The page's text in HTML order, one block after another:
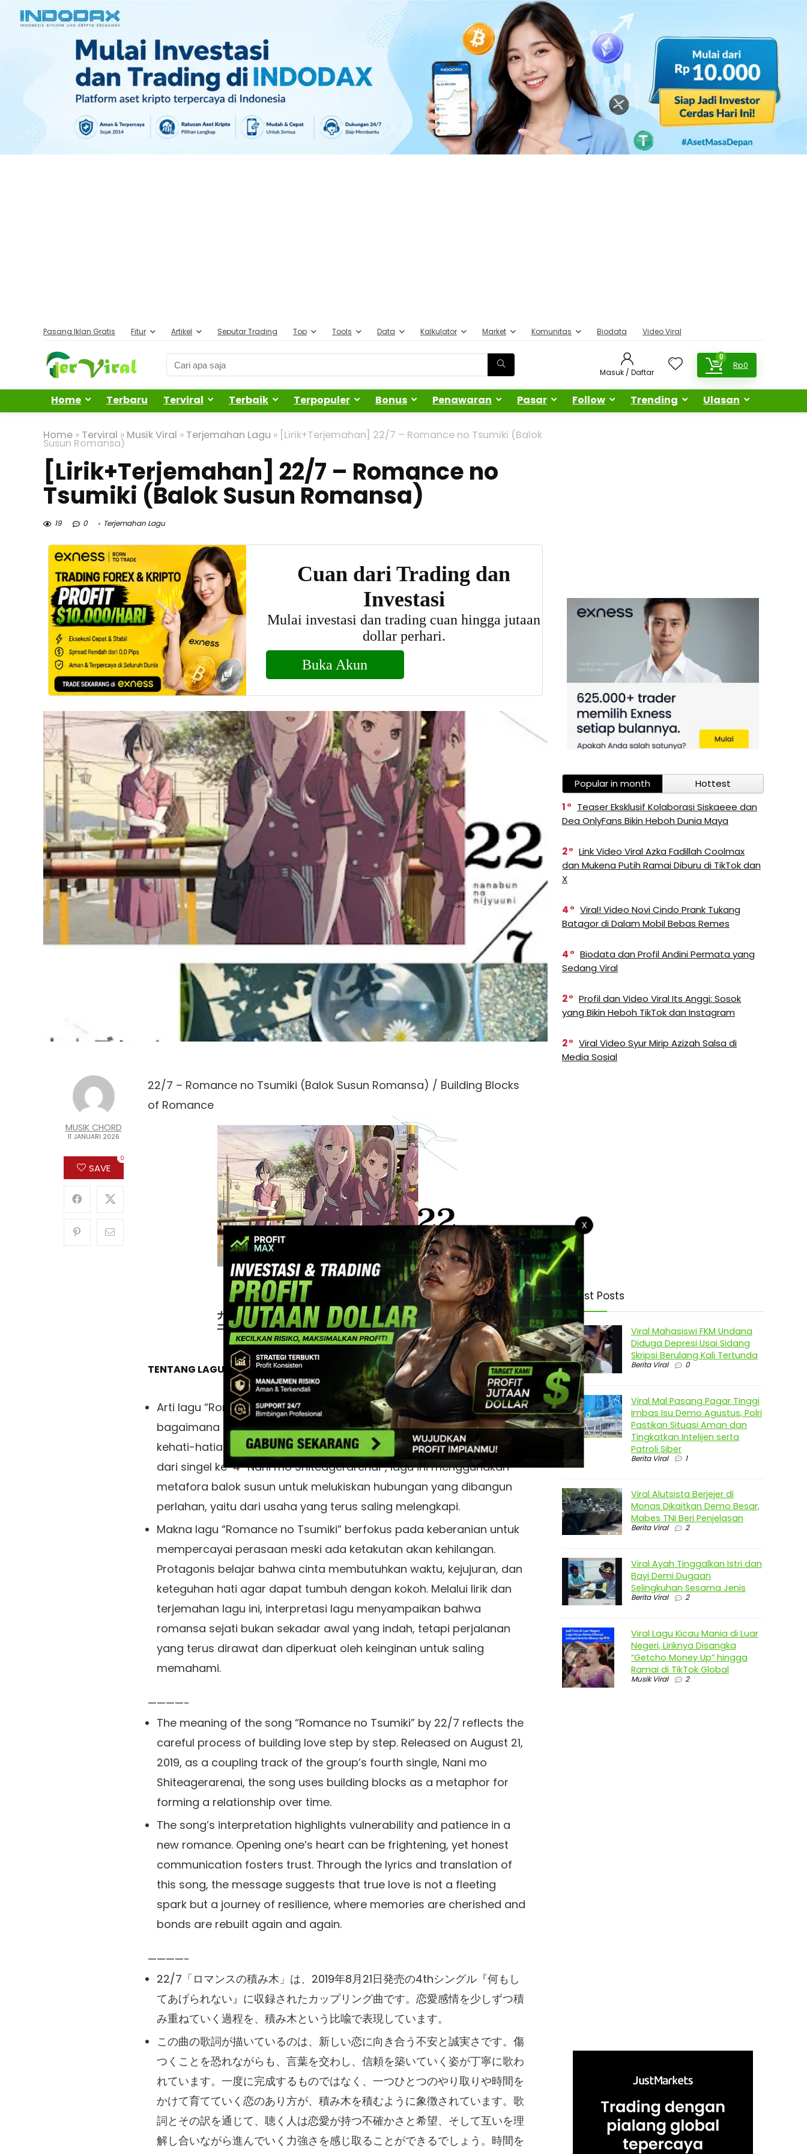
Pasang Iklan Gratis Fitur Artikel Seputar Trading Top Tools Data Kalkulator Market Komunitas Biodata Video Viral
Masuk / Daftar
0
Rp0
Home Terbaru Terviral Terbaik Terpopuler Bonus Penawaran Pasar Follow Trending Ulasan
Home » Terviral » Musik Viral » Terjemahan Lagu » [Lirik+Terjemahan] 22/7 – Romance no Tsumiki (Balok
Susun Romansa)
[Lirik+Terjemahan] 22/7 – Romance no
Tsumiki (Balok Susun Romansa)
19 0 Terjemahan Lagu
MUSIK CHORD
11 JANUARI 2026
SAVE
0
22/7 – Romance no Tsumiki (Balok Susun Romansa) / Building Blocks
of Romance
TENTANG LAGU / ABOUT THE SONG / 楽曲について:
Arti lagu “Romance no Tsumiki” dari 22/7 menggambarkan
bagaimana cinta tumbuh melalui langkah-langkah kecil yang penuh
kehati-hatian. Dirilis pada 21 Agustus 2019 sebagai coupling song
dari singel ke-4 “Nani mo Shiteagerarenai”, lagu ini menggunakan
metafora balok susun untuk melukiskan hubungan yang dibangun
perlahan, yaitu dari usaha yang terus saling melengkapi.
Makna lagu “Romance no Tsumiki” berfokus pada keberanian untuk
mempercayai perasaan meski ada ketakutan akan kehilangan.
Protagonis belajar bahwa cinta membutuhkan waktu, kejujuran, dan
keteguhan hati agar dapat tumbuh dengan kokoh. Melalui lirik dan
terjemahan lagu ini, interpretasi lagu menyampaikan bahwa
romansa sejati bukan sekadar awal yang indah, tetapi perjalanan
yang terus dirawat dan diperkuat oleh keinginan untuk saling
memahami.
————-
The meaning of the song “Romance no Tsumiki” by 22/7 reflects the
careful process of building love step by step. Released on August 21,
2019, as a coupling track of the group’s fourth single, Nani mo
Shiteagerarenai, the song uses building blocks as a metaphor for
forming a relationship over time.
The song’s interpretation highlights vulnerability and patience in a
new romance. Opening one’s heart can be frightening, yet honest
communication fosters trust. Through the lyrics and translation of
this song, the message suggests that true love is not a fleeting
spark but a journey of resilience, where memories are cherished and
bonds are rebuilt again and again.
————-
22/7「ロマンスの積み木」は、2019年8月21日発売の4thシングル『何もし
てあげられない』に収録されたカップリング曲です。恋愛感情を少しずつ積
み重ねていく過程を、積み木という比喩で表現しています。
この曲の歌詞が描いているのは、新しい恋に向き合う不安と誠実さです。傷
つくことを恐れながらも、言葉を交わし、信頼を築いていく姿が丁寧に歌わ
れています。一度に完成するものではなく、一つひとつのやり取りや時間を
かけて育てていく恋のあり方が、積み木を積むように象徴されています。歌
詞とその訳を通じて、聴く人は恋愛が持つ不確かさと希望、そして互いを理
解し合いながら進んでいく力強さを感じ取ることができるでしょう。時間を
Popular in month
Hottest
1
Teaser Eksklusif Kolaborasi Siskaeee dan
Dea OnlyFans Bikin Heboh Dunia Maya
2
Link Video Viral Azka Fadillah Coolmax
dan Mukena Putih Ramai Diburu di TikTok dan
X
4
Viral! Video Novi Cindo Prank Tukang
Batagor di Dalam Mobil Bebas Remes
4
Biodata dan Profil Andini Permata yang
Sedang Viral
2
Profil dan Video Viral Its Anggi: Sosok
yang Bikin Heboh TikTok dan Instagram
2
Viral Video Syur Mirip Azizah Salsa di
Media Sosial
Latest Posts
Viral Mahasiswi FKM Undana
Diduga Depresi Usai Sidang
Skripsi Berulang Kali Tertunda
Berita Viral 0
Viral Mal Pasang Pagar Tinggi
Imbas Isu Demo Agustus, Polri
Pastikan Situasi Aman dan
Tingkatkan Intelijen serta
Patroli Siber
Berita Viral 1
Viral Alutsista Berjejer di
Monas Dikaitkan Demo Besar,
Mabes TNI Beri Penjelasan
Berita Viral 2
Viral Ayah Tinggalkan Istri dan
Bayi Demi Dugaan
Selingkuhan Sesama Jenis
Berita Viral 2
Viral Lagu Kicau Mania di Luar
Negeri, Liriknya Disangka
“Getcho Money Up” hingga
Ramai di TikTok Global
Musik Viral 2
X